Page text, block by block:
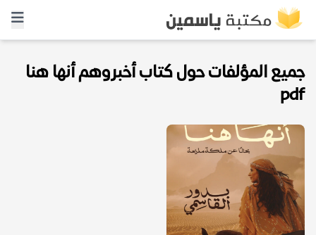
جميع المؤلفات حول كتاب أخبروهم أنها هنا
pdf